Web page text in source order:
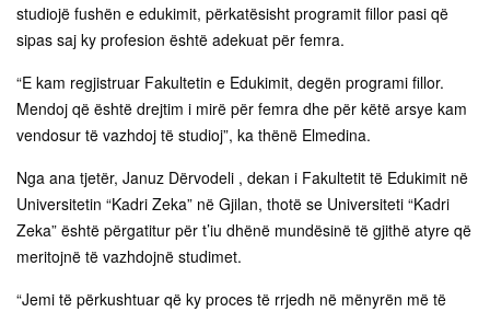
studiojë fushën e edukimit, përkatësisht programit fillor pasi që
sipas saj ky profesion është adekuat për femra.
“E kam regjistruar Fakultetin e Edukimit, degën programi fillor.
Mendoj që është drejtim i mirë për femra dhe për këtë arsye kam
vendosur të vazhdoj të studioj”, ka thënë Elmedina.
Nga ana tjetër, Januz Dërvodeli , dekan i Fakultetit të Edukimit në
Universitetin “Kadri Zeka” në Gjilan, thotë se Universiteti “Kadri
Zeka” është përgatitur për t’iu dhënë mundësinë të gjithë atyre që
meritojnë të vazhdojnë studimet.
“Jemi të përkushtuar që ky proces të rrjedh në mënyrën më të